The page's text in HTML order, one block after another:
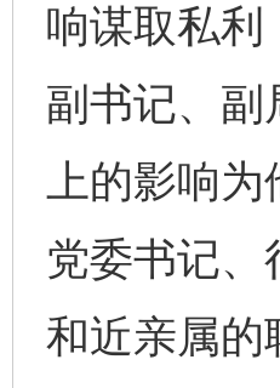
响谋取私利
副书记、副
上的影响
党委书记
和近亲属的